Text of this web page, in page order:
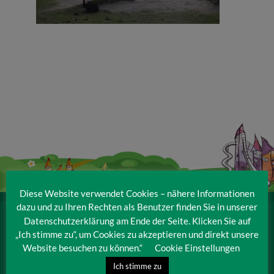
Veranstaltungen
IRRLANDIA – der MitMachPark
Lebbiner Straße 1
15859 Storkow (Mark)
Diese Website verwendet Cookies – nähere Informationen
dazu und zu Ihren Rechten als Benutzer finden Sie in unserer
Datenschutzerklärung am Ende der Seite. Klicken Sie auf
„Ich stimme zu“, um Cookies zu akzeptieren und direkt unsere
Website besuchen zu können.“
Cookie Einstellungen
Ich stimme zu